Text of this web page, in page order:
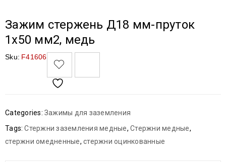
Зажим стержень Д18 мм-пруток
1х50 мм2, медь
Sku: F41606
Categories: Зажимы для заземления
Tags: Стержни заземления медные, Стержни медные,
стержни омедненные, стержни оцинкованные